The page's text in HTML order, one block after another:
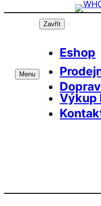
Přeskočit
Menu
Zavřít
Eshop
Výkup